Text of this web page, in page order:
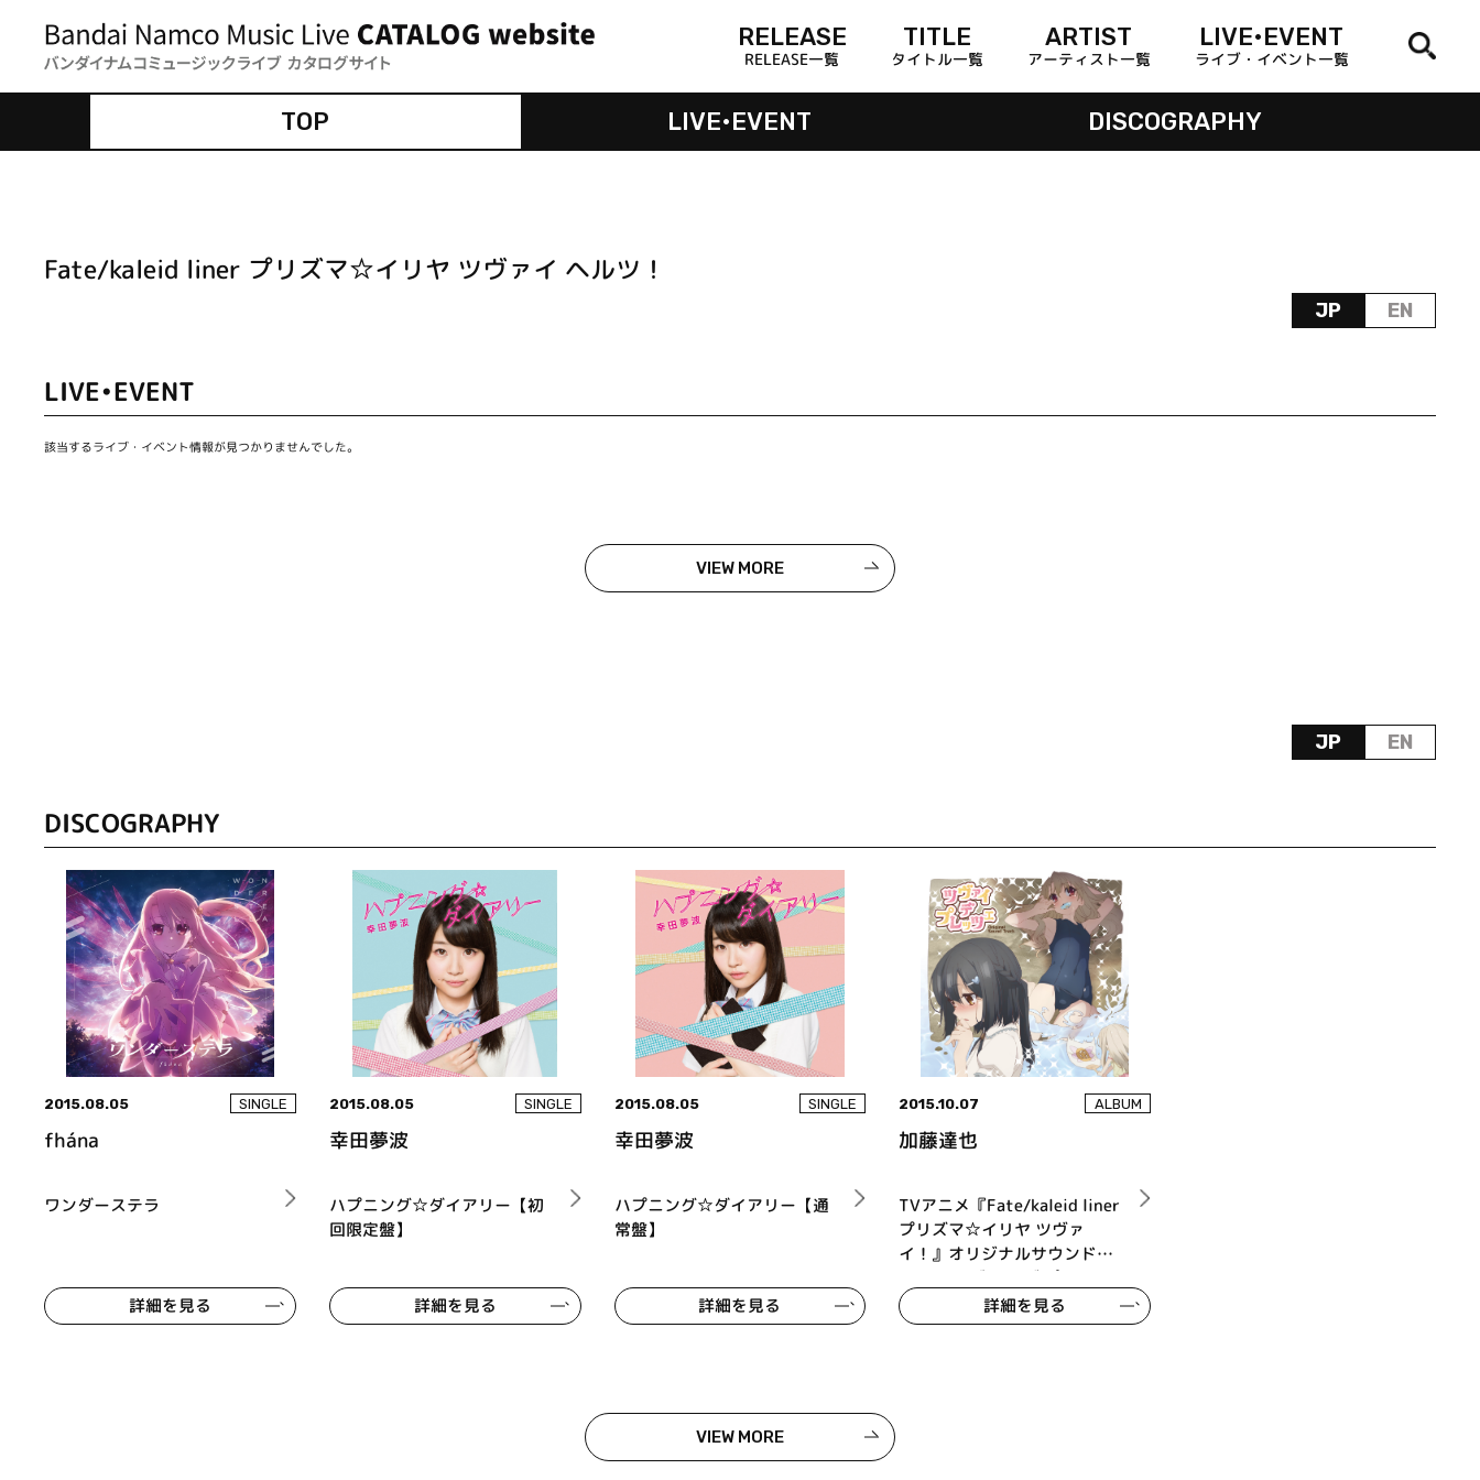
RELEASE
RELEASE一覧
TITLE
タイトル一覧
ARTIST
アーティスト一覧
LIVE•EVENT
ライブ・イベント一覧
TOP LIVE•EVENT DISCOGRAPHY
Fate/kaleid liner プリズマ☆イリヤ ツヴァイ ヘルツ！
JP EN
LIVE•EVENT
該当するライブ・イベント情報が見つかりませんでした。
VIEW MORE
JP EN
DISCOGRAPHY
2015.08.05 SINGLE
fhána
ワンダーステラ
詳細を見る
2015.08.05 SINGLE
幸田夢波
ハプニング☆ダイアリー【初
回限定盤】
詳細を見る
2015.08.05 SINGLE
幸田夢波
ハプニング☆ダイアリー【通
常盤】
詳細を見る
2015.10.07 ALBUM
加藤達也
TVアニメ『Fate/kaleid liner
プリズマ☆イリヤ ツヴァ
イ！』オリジナルサウンドト
ラック ツヴァイ デ プレッツ
ェ
詳細を見る
VIEW MORE